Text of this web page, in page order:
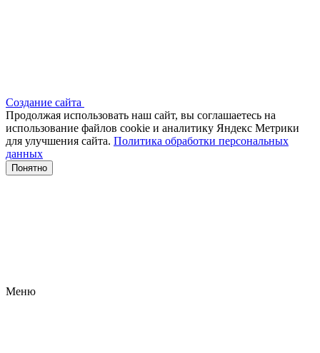
Создание сайта
Продолжая использовать наш сайт, вы соглашаетесь на
использование файлов сооkіе и аналитику Яндекс Метрики
для улучшения сайта. Политика обработки персональных
данных
Понятно
Меню